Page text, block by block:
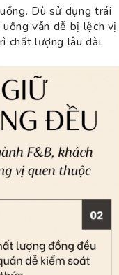
Dù sử dụng trái
vẫn dễ bị lệch vị.
chất lượng lâu dài.